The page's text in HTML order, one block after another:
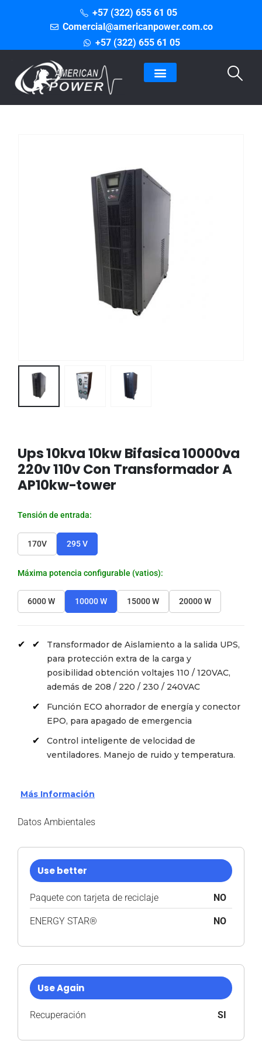
+57 (322) 655 61 05
Comercial@americanpower.com.co
+57 (322) 655 61 05
Ups 10kva 10kw Bifasica 10000va
220v 110v Con Transformador A
AP10kw-tower
Tensión de entrada:
170V 295 V
Máxima potencia configurable (vatios):
6000 W 10000 W 15000 W 20000 W
Transformador de Aislamiento a la salida UPS,
para protección extra de la carga y
posibilidad obtención voltajes 110 / 120VAC,
además de 208 / 220 / 230 / 240VAC
Función ECO ahorrador de energía y conector
EPO, para apagado de emergencia
Control inteligente de velocidad de
ventiladores. Manejo de ruido y temperatura.
Más Información
Datos Ambientales
Use better
Paquete con tarjeta de reciclaje NO
ENERGY STAR® NO
Use Again
Recuperación SI